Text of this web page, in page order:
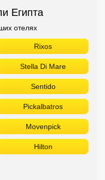
Египта
отелях
Rixos
Stella Di Mare
Sentido
Pickalbatros
Movenpick
Hilton